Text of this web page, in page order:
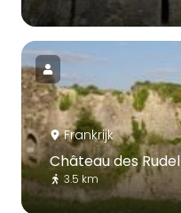
Frankrijk
Château des Rudel
3.5 km